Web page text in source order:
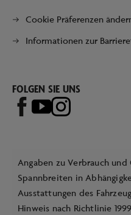
Cookie Präferenzen
Informationen zur
FOLGEN SIE UNS
Angaben zu Verbrauch und
Spannbreiten in
Ausstattungen des
Hinweis nach Richtlinie